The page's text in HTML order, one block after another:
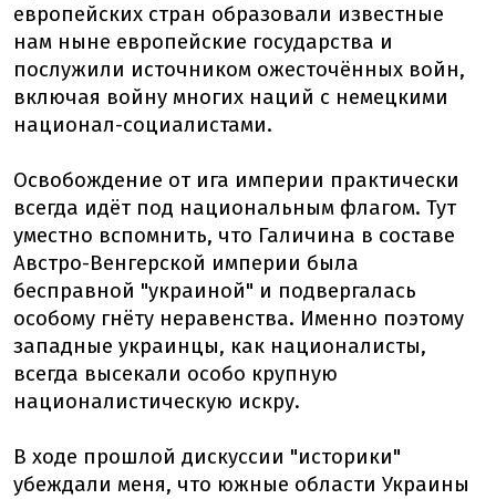
европейских стран образовали известные
нам ныне европейские государства и
послужили источником ожесточённых войн,
включая войну многих наций с немецкими
национал-социалистами.
Освобождение от ига империи практически
всегда идёт под национальным флагом. Тут
уместно вспомнить, что Галичина в составе
Австро-Венгерской империи была
бесправной "украиной" и подвергалась
особому гнёту неравенства. Именно поэтому
западные украинцы, как националисты,
всегда высекали особо крупную
националистическую искру.
В ходе прошлой дискуссии "историки"
убеждали меня, что южные области Украины